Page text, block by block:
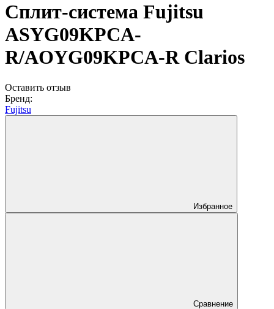
Сплит-система Fujitsu
ASYG09KPCA-
R/AOYG09KPCA-R Clarios
Оставить отзыв
Бренд:
Fujitsu
Избранное
Сравнение